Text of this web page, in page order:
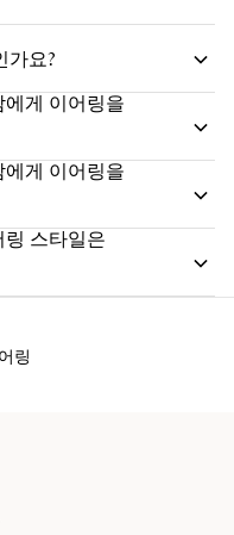
가요?
게 이어링을
게 이어링을
스타일은
링